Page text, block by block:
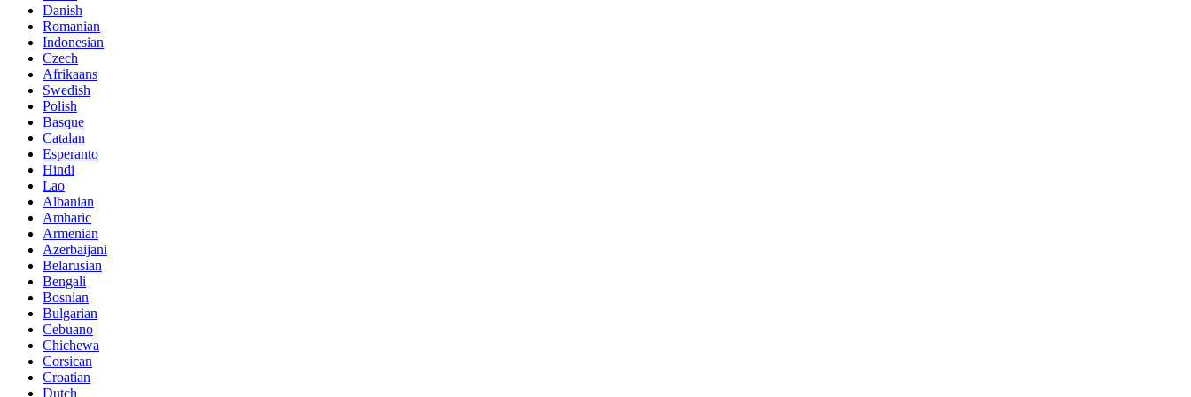
Danish
Romanian
Indonesian
Czech
Afrikaans
Swedish
Polish
Basque
Catalan
Esperanto
Hindi
Lao
Albanian
Amharic
Armenian
Azerbaijani
Belarusian
Bengali
Bosnian
Bulgarian
Cebuano
Chichewa
Corsican
Croatian
Dutch